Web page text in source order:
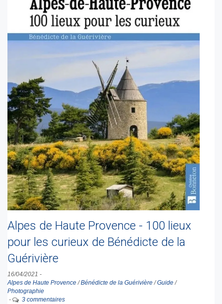
Alpes de Haute Provence - 100 lieux
pour les curieux de Bénédicte de la
Guérivière
16/04/2021 -
Alpes de Haute Provence/Bénédicte de la Guérivière/Guide/
Photographie
-
3 commentaires